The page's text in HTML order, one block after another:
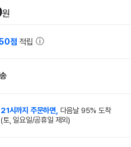
원
점 적립
21시까지 주문하면, 다음날 95% 도착
(토, 일요일/공휴일 제외)